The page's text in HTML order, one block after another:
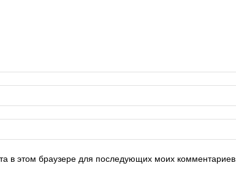
в этом браузере для последующих моих комментариев.